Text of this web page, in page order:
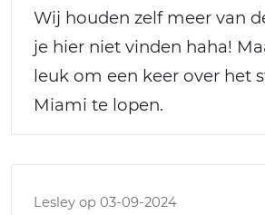
Wij houden zelf meer van
je hier niet vinden haha!
leuk om een keer over het
Miami te lopen.
Lesley op 03-09-2024